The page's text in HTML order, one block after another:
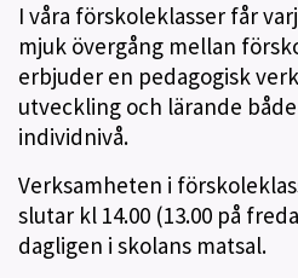
I våra förskoleklasser får
mjuk övergång mellan
erbjuder en pedagogisk
utveckling och lärande
individnivå.
Verksamheten i
slutar kl 14.00 (13.00 på
dagligen i skolans matsal.